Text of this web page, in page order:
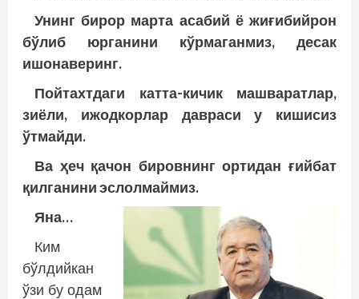
Унинг бирор марта асабий ё жиғибийрон
бўлиб юрганини кўрмаганмиз, десак
ишонаверинг.
Пойтахтдаги катта-кичик машваратлар,
зиёли, ижодкорлар давраси у кишисиз
ўтмайди.
Ва ҳеч қачон бировнинг ортидан ғийбат
қилганини эслолмаймиз.
Яна…
Ким
бўлдийкан
ўзи бу одам